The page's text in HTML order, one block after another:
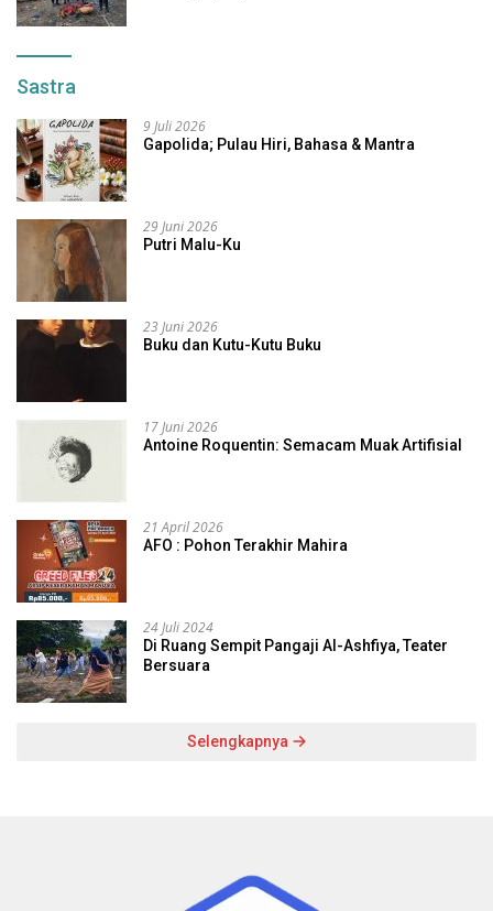
Sastra
9 Juli 2026
Gapolida; Pulau Hiri, Bahasa & Mantra
29 Juni 2026
Putri Malu-Ku
23 Juni 2026
Buku dan Kutu-Kutu Buku
17 Juni 2026
Antoine Roquentin: Semacam Muak Artifisial
21 April 2026
AFO : Pohon Terakhir Mahira
24 Juli 2024
Di Ruang Sempit Pangaji Al-Ashfiya, Teater
Bersuara
Selengkapnya